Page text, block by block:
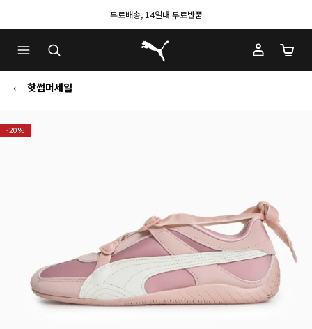
무료배송, 14일내 무료반품
푸마 홈
장바
핫썸머세일
-20%